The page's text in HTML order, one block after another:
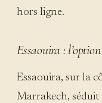
hors ligne.
Essaouira :
Essaouira, sur la
Marrakech, séduit